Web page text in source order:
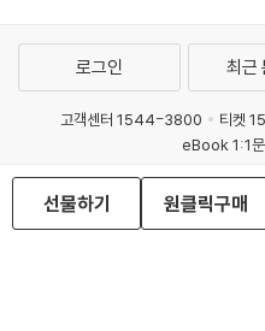
선물하기 원클릭구매
로그인 최근
고객센터 1544-3800 티켓
eBook 1:1
예스이십사(주
이용약관
개인정보처